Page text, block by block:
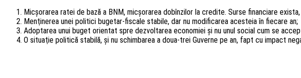
Micşorarea ratei de bază a BNM, micşorarea dobînzilor la credite. Surse financiare
Menţinerea unei politici bugetar-fiscale stabile, dar nu modificarea acesteia în fiecare an;
Adoptarea unui buget orientat spre dezvoltarea economiei şi nu unul social cum se
O situaţie politică stabilă, şi nu schimbarea a doua-trei Guverne pe an, fapt cu impact